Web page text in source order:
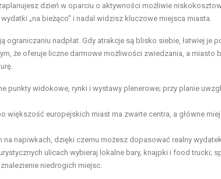
dzień w oparciu o aktywności możliwie
„na bieżąco” i nadal widzisz kluczowe miejsca miasta.
nadpłat. Gdy atrakcje są blisko siebie, łatwiej je
że oferuje liczne darmowe możliwości zwiedzania, a miasto
punkty widokowe, rynki i wystawy plenerowe; przy planie
większość europejskich miast ma zwarte centra, a główne
na napiwkach, dzięki czemu możesz dopasować realny
ulicach wybieraj lokalne bary, knajpki i food trucki;
niedrogich miejsc.